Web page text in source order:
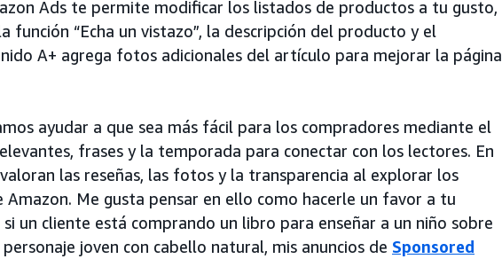
Ads te permite modificar los listados de productos a tu gusto,
función “Echa un vistazo”, la descripción del producto y el
A+ agrega fotos adicionales del artículo para mejorar la página
ayudar a que sea más fácil para los compradores mediante el
frases y la temporada para conectar con los lectores. En
las reseñas, las fotos y la transparencia al explorar los
Me gusta pensar en ello como hacerle un favor a tu
un cliente está comprando un libro para enseñar a un niño sobre
joven con cabello natural, mis anuncios de Sponsored